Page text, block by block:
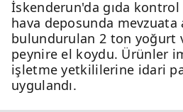
İskenderun'da gıda
hava deposunda mevzuata
bulundurulan 2 ton yoğurt
peynire el koydu. Ürünler
işletme yetkililerine idari
uygulandı.